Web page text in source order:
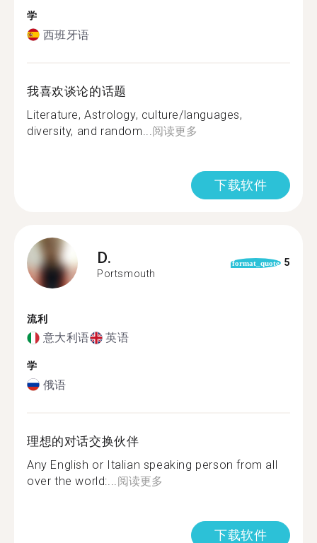
学
西班牙语
我喜欢谈论的话题
Literature, Astrology, culture/languages,
diversity, and random... 阅读更多
下载软件
D.
Portsmouth
format_quote 5
流利
意大利语 英语
学
俄语
理想的对话交换伙伴
Any English or Italian speaking person from all
over the world:... 阅读更多
下载软件